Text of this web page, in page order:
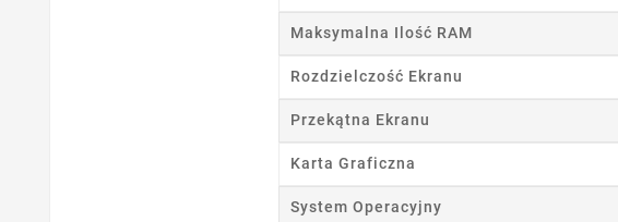
Maksymalna Ilość RAM
Rozdzielczość Ekranu
Przekątna Ekranu
Karta Graficzna
System Operacyjny